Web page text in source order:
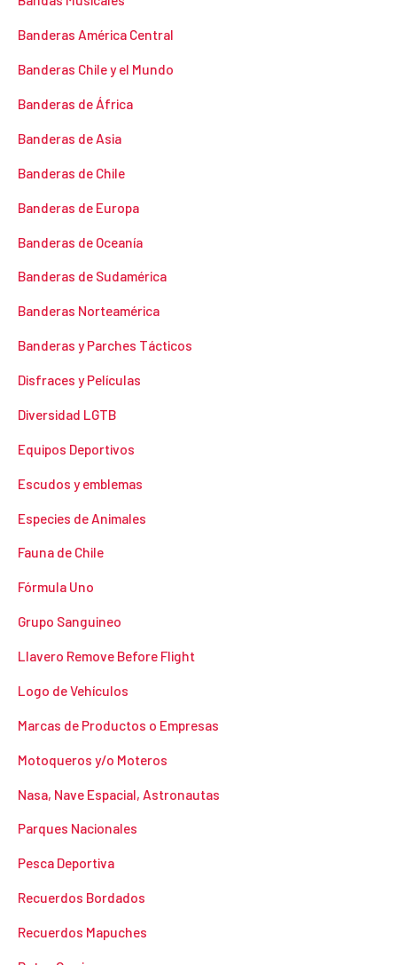
Banderas América Central
Banderas Chile y el Mundo
Banderas de África
Banderas de Asia
Banderas de Chile
Banderas de Europa
Banderas de Oceanía
Banderas de Sudamérica
Banderas Norteamérica
Banderas y Parches Tácticos
Disfraces y Películas
Diversidad LGTB
Equipos Deportivos
Escudos y emblemas
Especies de Animales
Fauna de Chile
Fórmula Uno
Grupo Sanguineo
Llavero Remove Before Flight
Logo de Vehículos
Marcas de Productos o Empresas
Motoqueros y/o Moteros
Nasa, Nave Espacial, Astronautas
Parques Nacionales
Pesca Deportiva
Recuerdos Bordados
Recuerdos Mapuches